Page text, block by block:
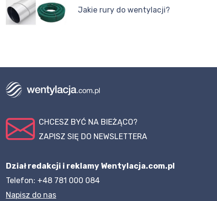
Jakie rury do wentylacji?
CHCESZ BYĆ NA BIEŻĄCO?
ZAPISZ SIĘ DO NEWSLETTERA
Dział redakcji i reklamy Wentylacja.com.pl
Telefon: +48 781 000 084
Napisz do nas